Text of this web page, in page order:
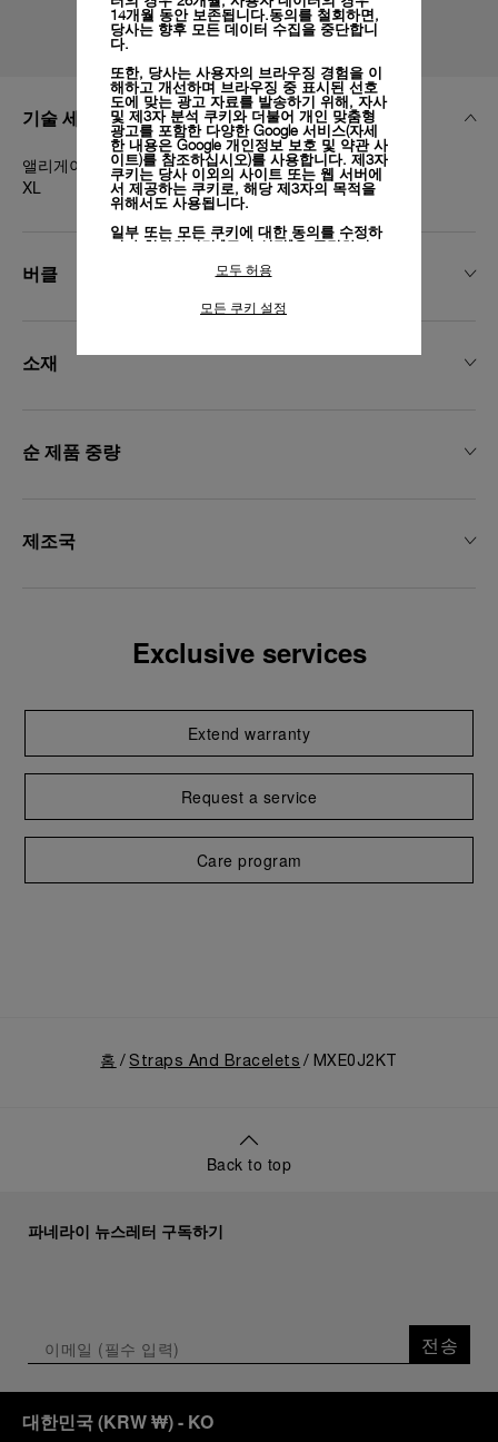
기술 세부 정보
앨리게이터 세미 매트 다크 블루, T/T 스티치, 26/22, BA,
XL
버클
소재
순 제품 중량
제조국
Exclusive services
Extend warranty
Request a service
Care program
홈 Straps And Bracelets MXE0J2KT
Back to top
파네라이 뉴스레터 구독하기
전송
대한민국(KRW ₩)- KO
14개월 동안 보존됩니다.동의를 철회하면,
당사는 향후 모든 데이터 수집을 중단합니
다.
또한, 당사는 사용자의 브라우징 경험을 이
해하고 개선하며 브라우징 중 표시된 선호
도에 맞는 광고 자료를 발송하기 위해, 자사
및 제3자 분석 쿠키와 더불어 개인 맞춤형
광고를 포함한 다양한 Google 서비스(자세
한 내용은 Google 개인정보 보호 및 약관 사
이트)를 참조하십시오)를 사용합니다. 제3자
쿠키는 당사 이외의 사이트 또는 웹 서버에
서 제공하는 쿠키로, 해당 제3자의 목적을
위해서도 사용됩니다.
일부 또는 모든 쿠키에 대한 동의를 수정하
거나 철회하려면 "쿠키 설정"을 클릭하거
수집하는 정보" 섹션을 참조하여 자세히 알
모든 쿠키의 사용에 동의하시려면 "모두 허
모두 허용
모든 쿠키 설정